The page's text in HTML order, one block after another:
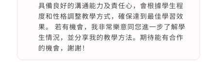
具備良好的溝通能力及責任心，會根據學生程
度和性格調整教學方式，確保達到最佳學習效
果。 若有機會，我非常樂意同您進一步了解學
生情況，並分享我的教學方法。期待能有合作
的機會，謝謝！